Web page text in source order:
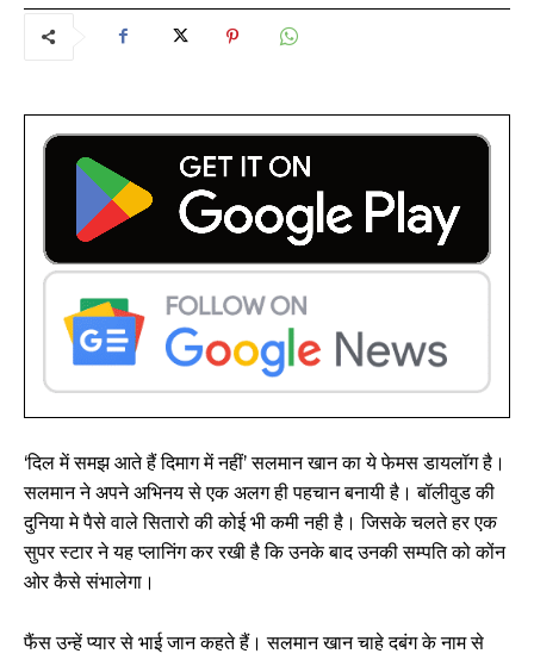
‘दिल में समझ आते हैं दिमाग में नहीं’ सलमान खान का ये फेमस डायलॉग है।
सलमान ने अपने अभिनय से एक अलग ही पहचान बनायी है। बॉलीवुड की
दुनिया मे पैसे वाले सितारो की कोई भी कमी नही है। जिसके चलते हर एक
सुपर स्टार ने यह प्लानिंग कर रखी है कि उनके बाद उनकी सम्पति को कोंन
ओर कैसे संभालेगा।
फैंस उन्हें प्यार से भाई जान कहते हैं। सलमान खान चाहे दबंग के नाम से